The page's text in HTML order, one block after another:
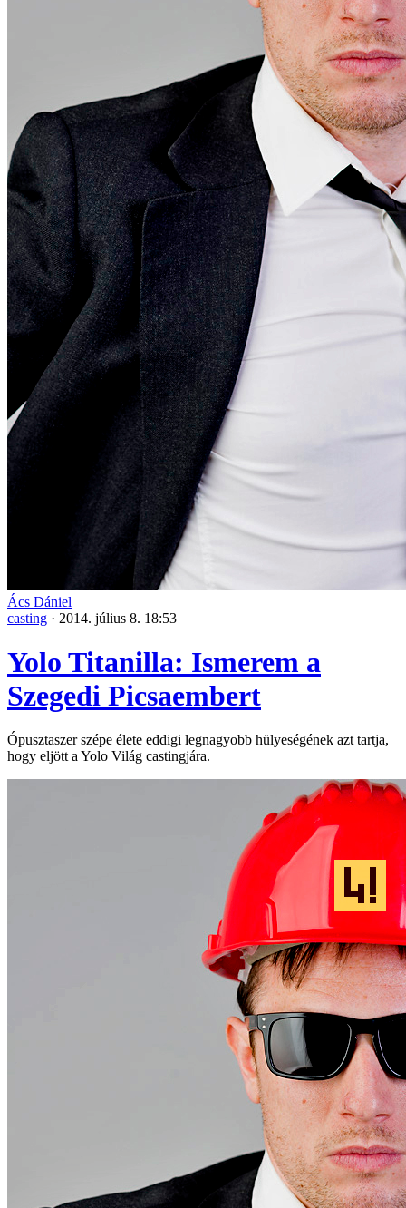
Ács Dániel
casting · 2014. július 8. 18:53
Yolo Titanilla: Ismerem a
Szegedi Picsaembert
Ópusztaszer szépe élete eddigi legnagyobb hülyeségének azt tartja,
hogy eljött a Yolo Világ castingjára.